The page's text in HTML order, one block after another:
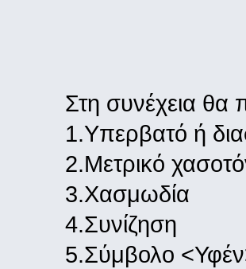
Στη συνέχεια θα
1.Υπερβατό ή
2.Μετρικό
3.Χασμωδία
4.Συνίζηση
5.Σύμβολο